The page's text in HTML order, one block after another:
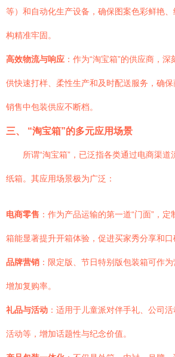
等）和自动化生产设备，确保图案色彩鲜艳
构精准牢固。
高效物流与响应 ：作为“淘宝箱”的供应商，
供快速打样、柔性生产和及时配送服务，确
销售中包装供应不断档。
三、 “淘宝箱”的多元应用场景
所谓“淘宝箱”，已泛指各类通过电商渠
纸箱。其应用场景极为广泛：
电商零售 ：作为产品运输的第一道“门面”，
箱能显著提升开箱体验，促进买家秀分享和口
品牌营销 ：限定版、节日特别版包装箱可作
增加复购率。
礼品与活动 ：适用于儿童派对伴手礼、公司
活动等，增加话题性与纪念价值。